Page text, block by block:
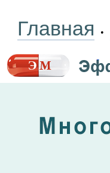
Главная •